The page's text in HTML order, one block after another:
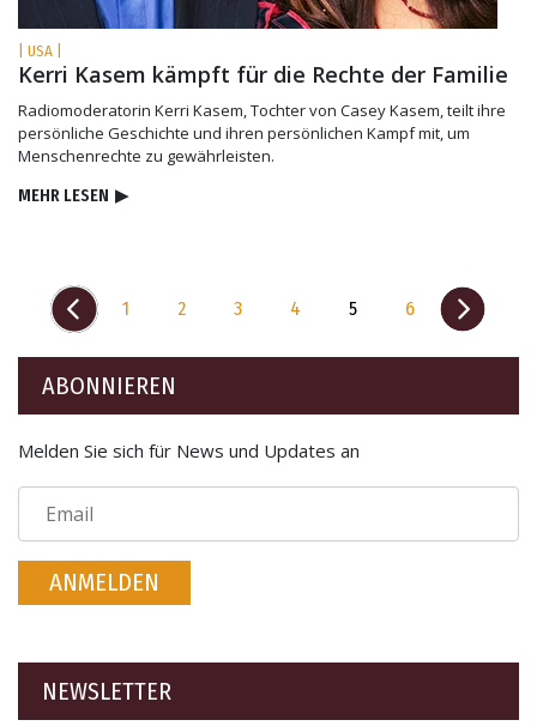
| USA |
Kerri Kasem kämpft für die Rechte der Familie
Radiomoderatorin Kerri Kasem, Tochter von Casey Kasem, teilt ihre
persönliche Geschichte und ihren persönlichen Kampf mit, um
Menschenrechte zu gewährleisten.
MEHR LESEN ▶
1 2 3 4 5 6
ABONNIEREN
Melden Sie sich für News und Updates an
ANMELDEN
NEWSLETTER